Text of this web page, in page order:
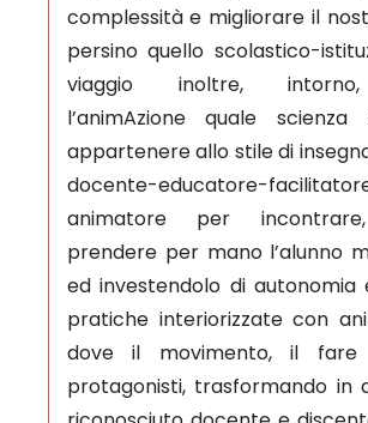
complessità e migliorare il
persino quello scolastico-
viaggio inoltre,
l’animAzione quale
appartenere allo stile di
docente-educatore-
animatore per
prendere per mano l’alunno
ed investendolo di autonomia
pratiche interiorizzate con
dove il movimento, il fare
protagonisti, trasformando in